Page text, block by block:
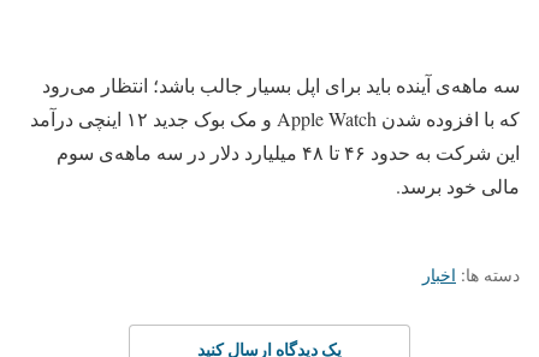
سه ماهه‌ی آینده باید برای اپل بسیار جالب باشد؛ انتظار می‌رود
که با افزوده شدن Apple Watch و مک بوک جدید ۱۲ اینچی درآمد
این شرکت به حدود ۴۶ تا ۴۸ میلیارد دلار در سه ماهه‌ی سوم
مالی خود برسد.
دسته ها: اخبار
یک دیدگاه ارسال کنید